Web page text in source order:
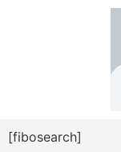
[fibosearch]